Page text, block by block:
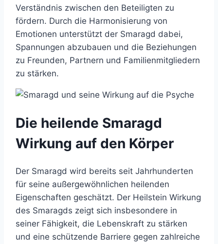
Verständnis zwischen den Beteiligten zu
fördern. Durch die Harmonisierung von
Emotionen unterstützt der Smaragd dabei,
Spannungen abzubauen und die Beziehungen
zu Freunden, Partnern und Familienmitgliedern
zu stärken.
Die heilende Smaragd
Wirkung auf den Körper
Der Smaragd wird bereits seit Jahrhunderten
für seine außergewöhnlichen heilenden
Eigenschaften geschätzt. Der Heilstein Wirkung
des Smaragds zeigt sich insbesondere in
seiner Fähigkeit, die Lebenskraft zu stärken
und eine schützende Barriere gegen zahlreiche